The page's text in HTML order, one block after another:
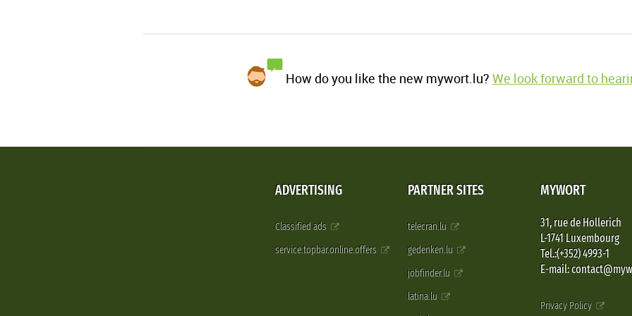
How do you like the new mywort.lu? We look forward to
ADVERTISING
Classified ads
service.topbar.online.offers
PARTNER SITES
telecran.lu
gedenken.lu
jobfinder.lu
latina.lu
MYWORT
31, rue de Hollerich
L-1741 Luxembourg
Tel.:(+352) 4993-1
E-mail:
Privacy Policy